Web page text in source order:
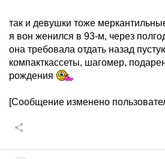
так и девушки тоже
я вон женился в 93-м, через
она требовала отдать назад
компакткассеты, шагомер,
рождения
[Сообщение изменено